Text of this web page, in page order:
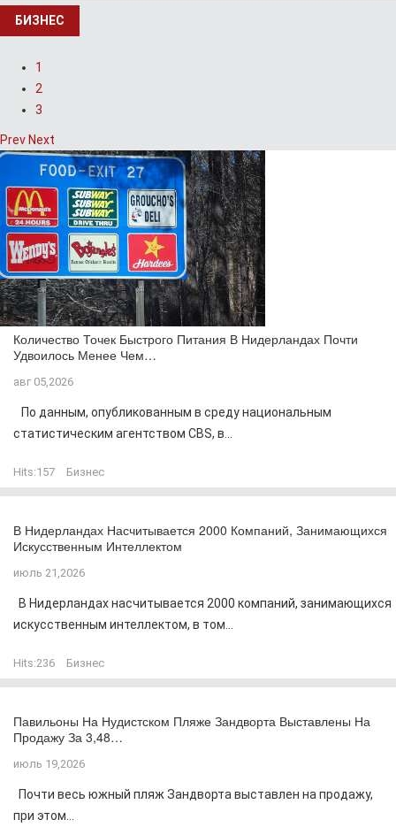
БИЗНЕС
1
2
3
Prev Next
Количество Точек Быстрого Питания В Нидерландах Почти
Удвоилось Менее Чем…
авг 05,2026
По данным, опубликованным в среду национальным
статистическим агентством CBS, в...
Hits:157 Бизнес
В Нидерландах Насчитывается 2000 Компаний, Занимающихся
Искусственным Интеллектом
июль 21,2026
В Нидерландах насчитывается 2000 компаний, занимающихся
искусственным интеллектом, в том...
Hits:236 Бизнес
Павильоны На Нудистском Пляже Зандворта Выставлены На
Продажу За 3,48…
июль 19,2026
Почти весь южный пляж Зандворта выставлен на продажу,
при этом...